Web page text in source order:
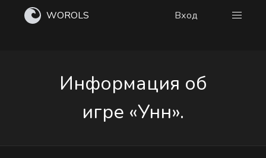
WOROLS Вход
Информация об
игре «Унн».